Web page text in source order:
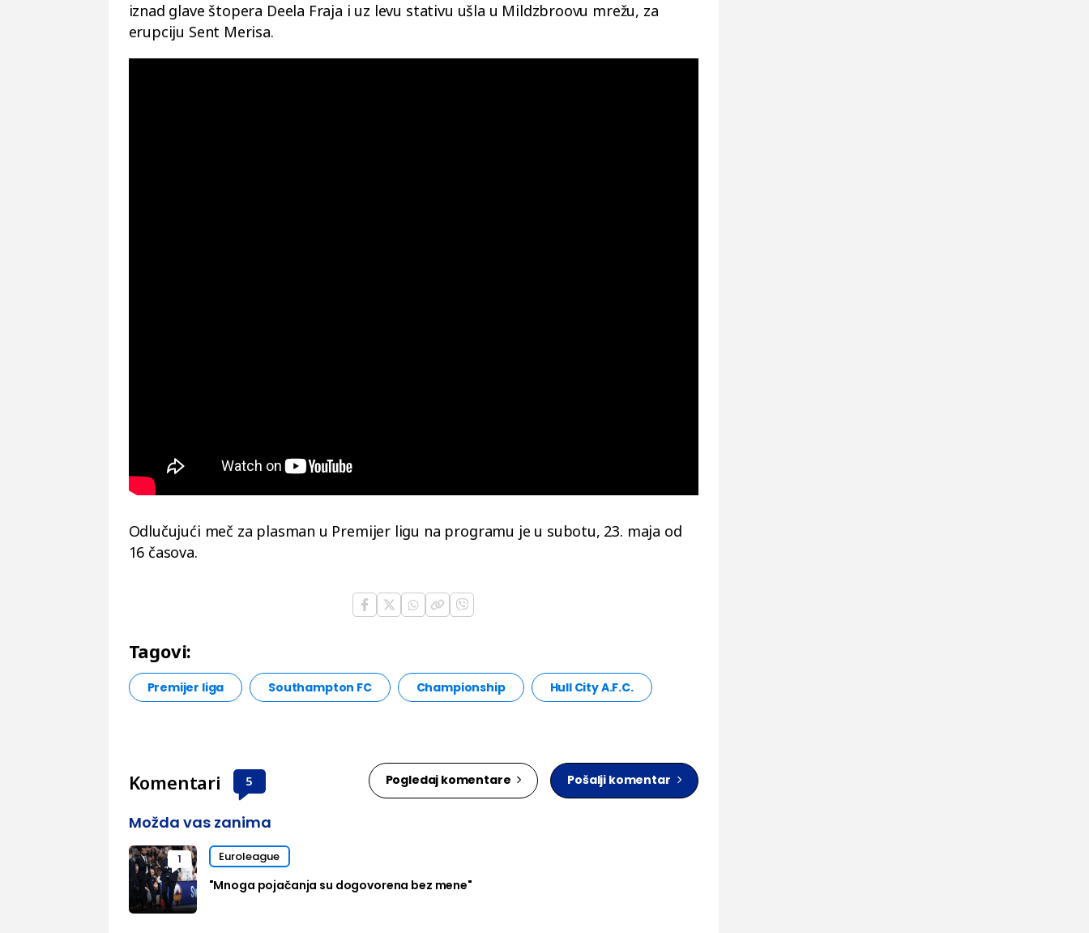
iznad glave štopera Deela Fraja i uz levu stativu ušla u Mildzbroovu mrežu, za
erupciju Sent Merisa.
Odlučujući meč za plasman u Premijer ligu na programu je u subotu, 23. maja od
16 časova.
Tagovi:
Premijer liga Southampton FC Championship Hull City A.F.C.
Komentari 5 Pogledaj komentare Pošalji komentar
Možda vas zanima
1 Euroleague
"Mnoga pojačanja su dogovorena bez mene"